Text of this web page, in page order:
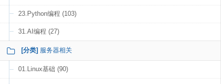
23.Python编程 (103)
31.AI编程 (27)
[分类] 服务器相关
01.Linux基础 (90)